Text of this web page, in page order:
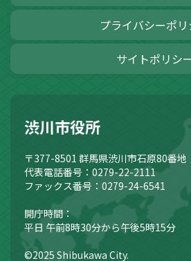
プライバシーポリ
サイトポリシ
渋川市役所
〒377-8501 群馬県渋川市石原80番地
代表電話番号：0279-22-2111
ファックス番号：0279-24-6541
開庁時間：
平日 午前8時30分から午後5時15分
©2025 Shibukawa City.